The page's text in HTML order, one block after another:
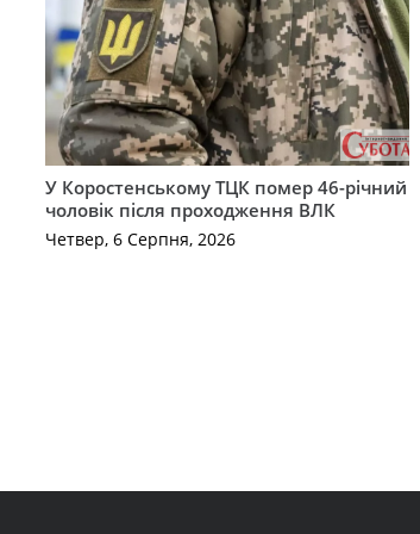
У Коростенському ТЦК помер 46-річний
чоловік після проходження ВЛК
Четвер, 6 Серпня, 2026